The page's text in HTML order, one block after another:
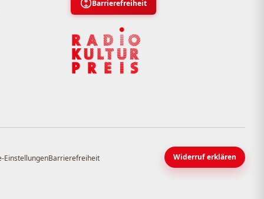
Barrierefreiheit
EinstellungenBarrierefreiheit Widerruf erklären